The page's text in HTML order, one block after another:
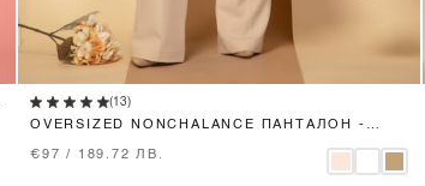
S M L
(13)
OVERSIZED NONCHALANCE ПАНТАЛОН -
€97 / 189.72 ЛВ.